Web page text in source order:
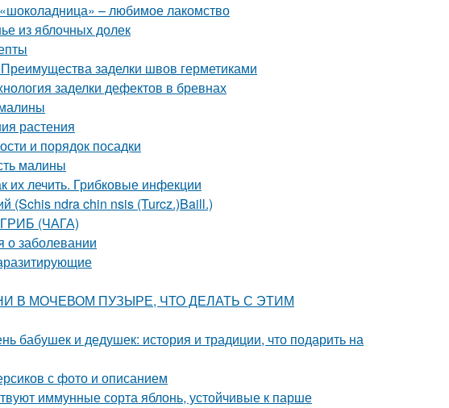
– любимое лакомство
из яблочных долек
заделки швов герметиками
заделки дефектов в бревнах
растения
и порядок посадки
малины
лечить. Грибковые инфекции
(Schis ndra chin nsis (Turcz.)Baill.)
(ЧАГА)
о заболевании
В МОЧЕВОМ ПУЗЫРЕ, ЧТО ДЕЛАТЬ С ЭТИМ
бабушек и дедушек: история и традиции, что подарить на
с фото и описанием
иммунные сорта яблонь, устойчивые к парше